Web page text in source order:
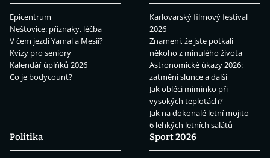
Epicentrum
Neštovice: příznaky, léčba
V čem jezdí Yamal a Mesii?
Kvízy pro seniory
Kalendář úplňků 2026
Co je bodycount?
Karlovarský filmový festival
2026
Znamení, že jste potkali
někoho z minulého života
Astronomické úkazy 2026:
zatmění slunce a další
Jak obléci miminko při
vysokých teplotách?
Jak na dokonalé letní mojito
6 lehkých letních salátů
Politika
Sport 2026